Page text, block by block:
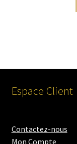
Espace Client
Contactez-nous
Mon Compte